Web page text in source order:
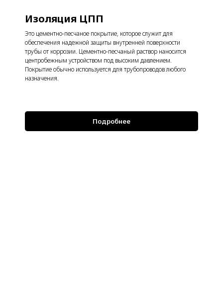
Изоляция ЦПП
Это цементно-песчаное покрытие, которое служит для
обеспечения надежной защиты внутренней поверхности
трубы от коррозии. Цементно-песчаный раствор наносится
центробежным устройством под высоким давлением.
Покрытие обычно используется для трубопроводов любого
назначения.
Подробнее